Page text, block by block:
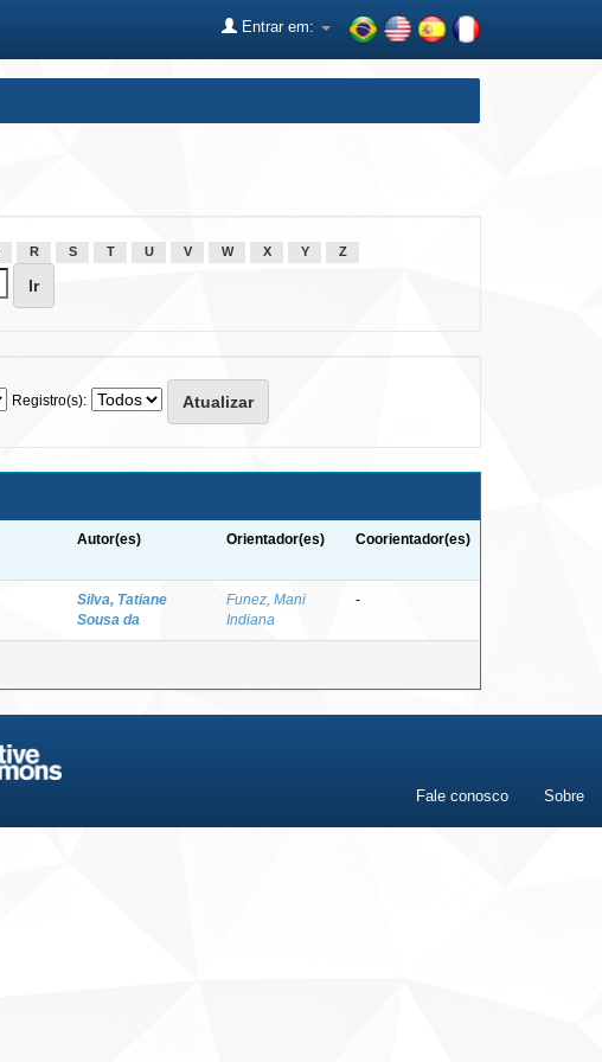
Entrar em:
R S T U V W X Y Z
Registro(s):
Autor(es) Orientador(es) Coorientador(es)
Silva, Tatiane
Sousa da
Funez, Mani
Indiana
-
Fale conosco Sobre